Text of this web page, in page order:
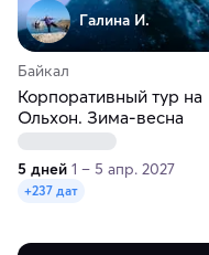
Галина И.
Байкал
Корпоративный тур на
Ольхон. Зима-весна
5 дней 1 – 5 апр. 2027
+237 дат